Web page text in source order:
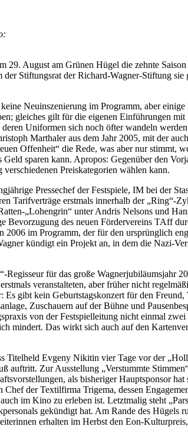
29. Au­gust am Grü­nen Hü­gel die zehn­te
Stif­tungs­rat der Ri­chard-Wag­ner-Stif­tung
Neu­in­sze­nie­rung im Pro­gramm, aber
glei­ches gilt für die ei­ge­nen Ein­füh­run­gen
Uni­for­men sich noch öf­ter wan­deln
Mar­tha­ler aus dem Jahr 2005, mit der
Of­fen­heit“ die Rede, was aber nur
spa­ren kann. Apro­pos: Ge­gen­über den
Preis­ka­te­go­rien wäh­len kann.
Pres­se­chef der Fest­spie­le, IM bei der
Ta­rif­ver­trä­ge erst­mals in­ner­halb der „Ring“-
„Lohengrin“ un­ter An­dris Nel­sons und
des neu­en För­der­ver­eins TAff
2006 im Pro­gramm, der für den ur­sprüng­lich
kün­digt ein Pro­jekt an, in dem die Nazi-
Regisseur für das gro­ße
ver­an­stal­te­ten, aber frü­her nicht
gibt kein Ge­burts­tags­kon­zert für den
Zu­schau­ern auf der Büh­ne und
von der Fest­spiel­lei­tung nicht ein­mal
min­dert. Das wirkt sich auch auf den
Ti­tel­held Ev­ge­ny Ni­ki­tin vier Tage vor der
auf­tritt. Zur Aus­stel­lung „Ver­stumm­te
als bis­he­ri­ger Haupt­spon­sor
der Tex­til­fir­ma Tri­gema, des­sen
im Kino zu er­le­ben ist. Letzt­ma­lig steht
ge­kün­digt hat. Am Ran­de des
er­hal­ten im Herbst den Eon-